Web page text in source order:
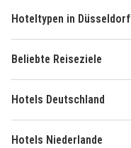
Hoteltypen in Düsseldorf
Beliebte Reiseziele
Hotels Deutschland
Hotels Niederlande